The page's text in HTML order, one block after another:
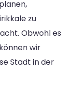
zu
Obwohl es
wir
Stadt in der